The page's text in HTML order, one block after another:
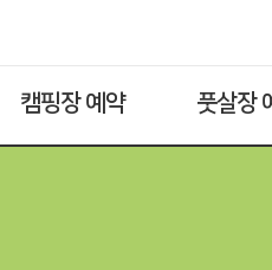
캠핑장 예약 풋살장